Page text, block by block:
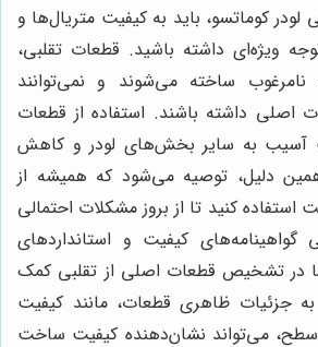
لودر کوماتسو، باید به کیفیت متریال‌ها و
ویژه‌ای داشته باشید. قطعات تقلبی،
نامرغوب ساخته می‌شوند و نمی‌توانند
اصلی داشته باشند. استفاده از قطعات
آسیب به سایر بخش‌های لودر و کاهش
دلیل، توصیه می‌شود که همیشه از
کنید تا از بروز مشکلات احتمالی
گواهینامه‌های کیفیت و استانداردهای
در تشخیص قطعات اصلی از تقلبی کمک
جزئیات ظاهری قطعات، مانند کیفیت
می‌تواند نشان‌دهنده کیفیت ساخت